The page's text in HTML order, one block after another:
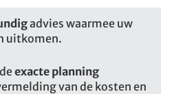
advies waarmee uw
uitkomen.
exacte planning
van de kosten en